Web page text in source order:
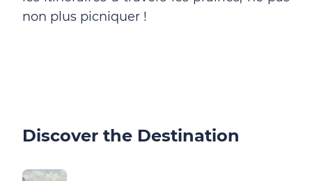
non plus picniquer !
Discover the Destination